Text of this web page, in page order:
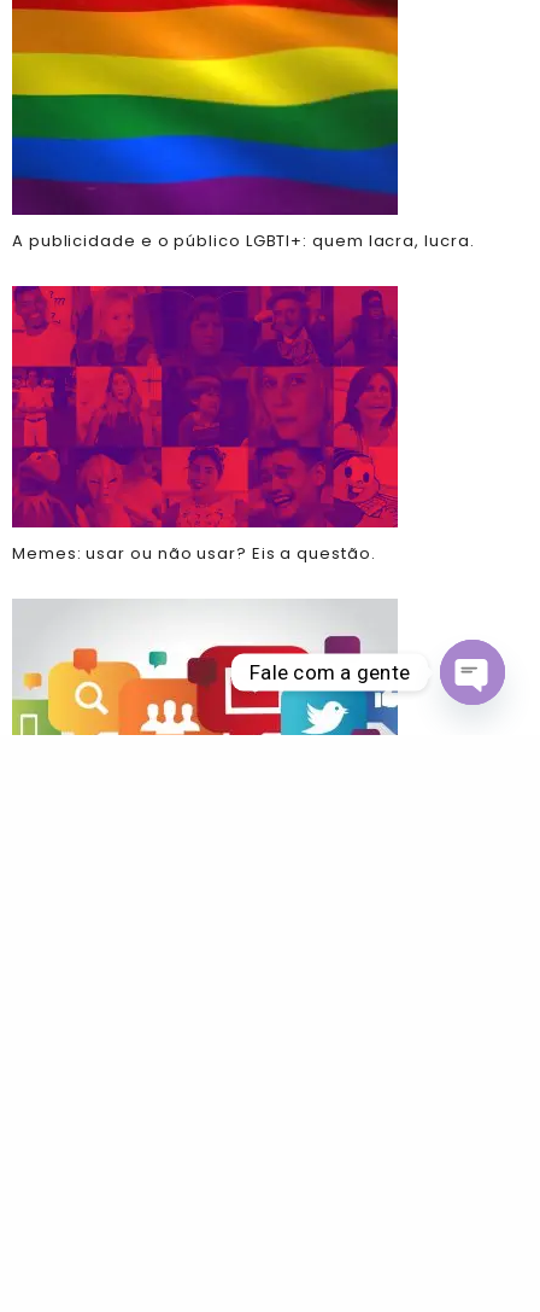
A publicidade e o público LGBTI+: quem lacra, lucra.
Memes: usar ou não usar? Eis a questão.
Fale com a gente
Open